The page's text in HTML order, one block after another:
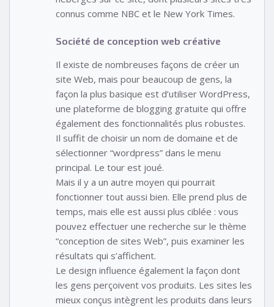
connus comme NBC et le New York Times.
Société de conception web créative
Il existe de nombreuses façons de créer un
site Web, mais pour beaucoup de gens, la
façon la plus basique est d’utiliser WordPress,
une plateforme de blogging gratuite qui offre
également des fonctionnalités plus robustes.
Il suffit de choisir un nom de domaine et de
sélectionner “wordpress” dans le menu
principal. Le tour est joué.
Mais il y a un autre moyen qui pourrait
fonctionner tout aussi bien. Elle prend plus de
temps, mais elle est aussi plus ciblée : vous
pouvez effectuer une recherche sur le thème
“conception de sites Web”, puis examiner les
résultats qui s’affichent.
Le design influence également la façon dont
les gens perçoivent vos produits. Les sites les
mieux conçus intègrent les produits dans leurs